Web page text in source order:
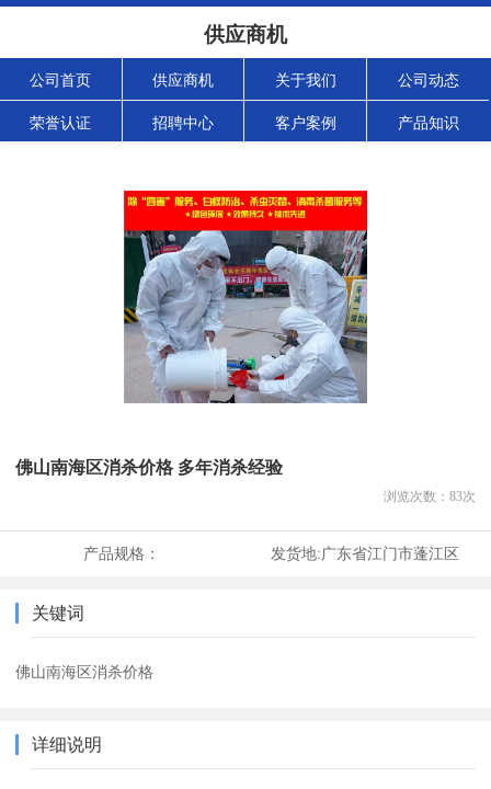
供应商机
公司首页 供应商机 关于我们 公司动态
荣誉认证 招聘中心 客户案例 产品知识
佛山南海区消杀价格 多年消杀经验
浏览次数： 83次
产品规格： 发货地:广东省江门市蓬江区
关键词
佛山南海区消杀价格
详细说明